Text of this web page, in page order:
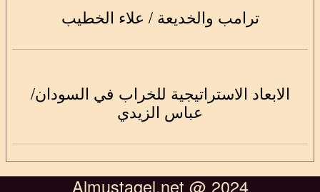
ترامب والخديعة / علاء الخطيب
الابعاد الاستراتيجية للخراب في السودان/
عباس الزيدي
Almustaqel.net @ 2024